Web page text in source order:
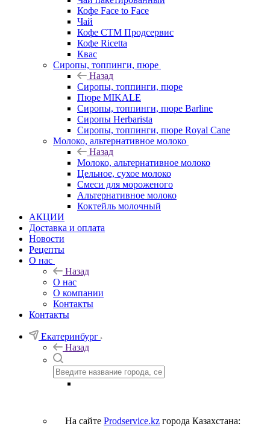
Кофе Face to Face
Чай
Кофе СТМ Продсервис
Кофе Ricetta
Квас
Сиропы, топпинги, пюре
Назад
Сиропы, топпинги, пюре
Пюре MIKALE
Сиропы, топпинги, пюре Barline
Сиропы Herbarista
Сиропы, топпинги, пюре Royal Cane
Молоко, альтернативное молоко
Назад
Молоко, альтернативное молоко
Цельное, сухое молоко
Смеси для мороженого
Альтернативное молоко
Коктейль молочный
АКЦИИ
Доставка и оплата
Новости
Рецепты
О нас
Назад
О нас
О компании
Контакты
Контакты
Екатеринбург
Назад
На сайте Prodservice.kz города Казахстана: